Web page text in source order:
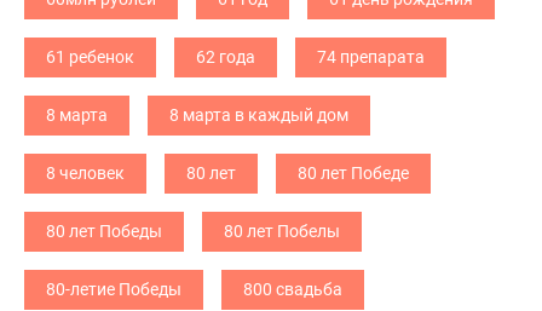
61 ребенок 62 года 74 препарата
8 марта 8 марта в каждый дом
8 человек 80 лет 80 лет Победе
80 лет Победы 80 лет Побелы
80-летие Победы 800 свадьба